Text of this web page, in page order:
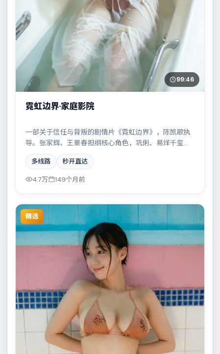
99:46
霓虹边界·家庭影院
一部关于信任与背叛的剧情片《霓虹边界》，陈凯歌执
导。张家辉、王景春担纲核心角色，巩俐、易烊千玺、
凯特·布兰切特等实力加盟，取景与班底多来自印度。一
场看似偶然的事故牵出陈年秘辛。结尾留白耐人寻味。
多线路 秒开直达
4.7万 149个月前
精选